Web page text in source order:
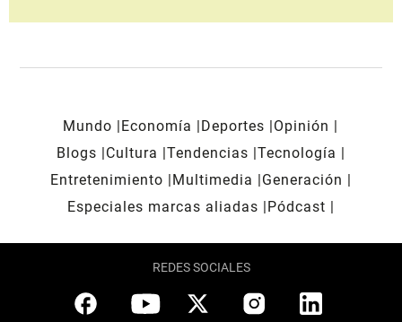
Mundo Economía Deportes
Opinión
Blogs
Cultura Tendencias Tecnología
Entretenimiento
Multimedia
Generación
Especiales marcas aliadas
Pódcast
REDES SOCIALES